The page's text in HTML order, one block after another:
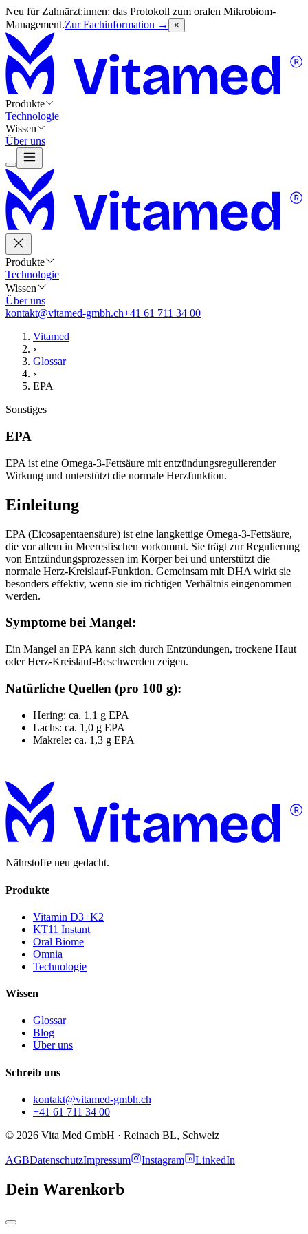
Neu für Zahnärzt:innen: das Protokoll zum oralen Mikrobiom-
Management.Zur Fachinformation → ×
Produkte
Technologie
Wissen
Über uns
Produkte
Technologie
Wissen
Über uns
kontakt@vitamed-gmbh.ch+41 61 711 34 00
Vitamed
›
Glossar
›
EPA
Sonstiges
EPA
EPA ist eine Omega-3-Fettsäure mit entzündungsregulierender
Wirkung und unterstützt die normale Herzfunktion.
Einleitung
EPA (Eicosapentaensäure) ist eine langkettige Omega-3-Fettsäure,
die vor allem in Meeresfischen vorkommt. Sie trägt zur Regulierung
von Entzündungsprozessen im Körper bei und unterstützt die
normale Herz-Kreislauf-Funktion. Gemeinsam mit DHA wirkt sie
besonders effektiv, wenn sie im richtigen Verhältnis eingenommen
werden.
Symptome bei Mangel:
Ein Mangel an EPA kann sich durch Entzündungen, trockene Haut
oder Herz-Kreislauf-Beschwerden zeigen.
Natürliche Quellen (pro 100 g):
Hering: ca. 1,1 g EPA
Lachs: ca. 1,0 g EPA
Makrele: ca. 1,3 g EPA
Nährstoffe neu gedacht.
Produkte
Vitamin D3+K2
KT11 Instant
Oral Biome
Omnia
Technologie
Wissen
Glossar
Blog
Über uns
Schreib uns
kontakt@vitamed-gmbh.ch
+41 61 711 34 00
© 2026 Vita Med GmbH · Reinach BL, Schweiz
AGBDatenschutzImpressum Instagram LinkedIn
Dein Warenkorb